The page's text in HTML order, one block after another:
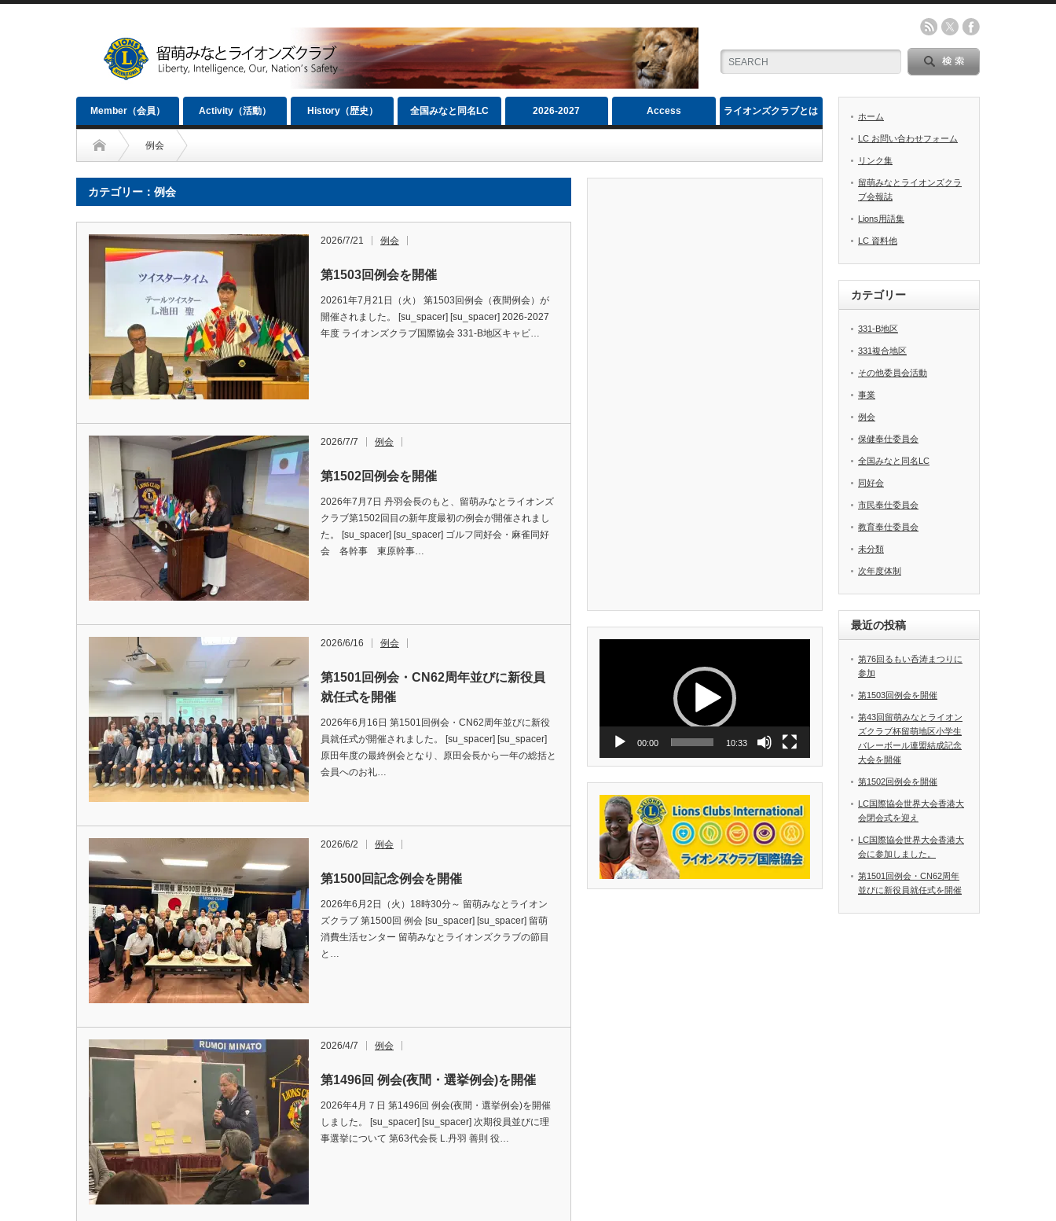
Member（会員） Activity（活動） History（歴史） 全国みなと同名LC 2026‐2027 Access ライオンズクラブとは
例会
カテゴリー：例会
2026/7/21 例会
第1503回例会を開催
20261年7月21日（火） 第1503回例会（夜間例会）が
開催されました。 [su_spacer] [su_spacer] 2026-2027
年度 ライオンズクラブ国際協会 331-B地区キャビ…
2026/7/7 例会
第1502回例会を開催
2026年7月7日 丹羽会長のもと、留萌みなとライオンズ
クラブ第1502回目の新年度最初の例会が開催されまし
た。 [su_spacer] [su_spacer] ゴルフ同好会・麻雀同好
会 各幹事 東原幹事…
2026/6/16 例会
第1501回例会・CN62周年並びに新役員
就任式を開催
2026年6月16日 第1501回例会・CN62周年並びに新役
員就任式が開催されました。 [su_spacer] [su_spacer]
原田年度の最終例会となり、原田会長から一年の総括と
会員へのお礼…
2026/6/2 例会
第1500回記念例会を開催
2026年6月2日（火）18時30分～ 留萌みなとライオン
ズクラブ 第1500回 例会 [su_spacer] [su_spacer] 留萌
消費生活センター 留萌みなとライオンズクラブの節目
と…
2026/4/7 例会
第1496回 例会(夜間・選挙例会)を開催
2026年4月７日 第1496回 例会(夜間・選挙例会)を開催
しました。 [su_spacer] [su_spacer] 次期役員並びに理
事選挙について 第63代会長 L.丹羽 善則 役…
00:00 10:33
ホーム
LC お問い合わせフォーム
リンク集
留萌みなとライオンズクラ
ブ会報誌
Lions用語集
LC 資料他
カテゴリー
331-B地区
331複合地区
その他委員会活動
事業
例会
保健奉仕委員会
全国みなと同名LC
同好会
市民奉仕委員会
教育奉仕委員会
未分類
次年度体制
最近の投稿
第76回るもい呑涛まつりに
参加
第1503回例会を開催
第43回留萌みなとライオン
ズクラブ杯留萌地区小学生
バレーボール連盟結成記念
大会を開催
第1502回例会を開催
LC国際協会世界大会香港大
会閉会式を迎え
LC国際協会世界大会香港大
会に参加しました。
第1501回例会・CN62周年
並びに新役員就任式を開催